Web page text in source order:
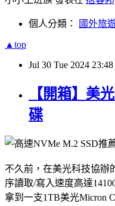
個人分類： 國外旅
▲top
Jul 30 Tue 2024 23:48
【開箱】美
碟
不久前，在美光科技協辦
序讀取/寫入速度高達
拿到一支1TB美光Micron